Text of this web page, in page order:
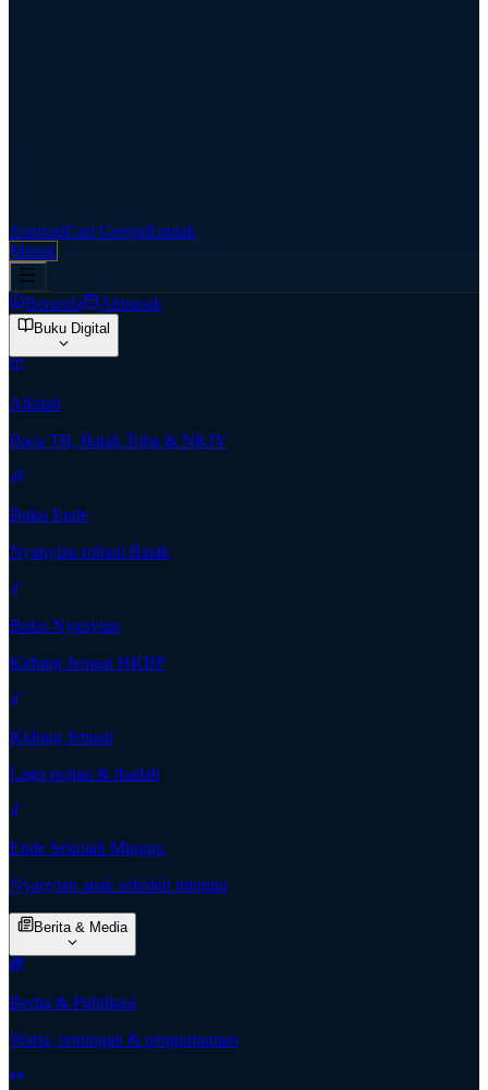
AspirasiCari GerejaKontak
Masuk
Beranda Almanak
Buku Digital
Alkitab
Baca TB, Batak Toba & NKJV
Buku Ende
Nyanyian rohani Batak
Buku Nyanyian
Kidung Jemaat HKBP
Kidung Jemaat
Lagu pujian & ibadah
Ende Sekolah Minggu
Nyanyian anak sekolah minggu
Berita & Media
Berita & Publikasi
Warta, renungan & pengumuman